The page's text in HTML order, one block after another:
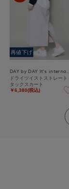
再値下げ
ドライツイストストレート
タックスカート
￥6,380(税込)